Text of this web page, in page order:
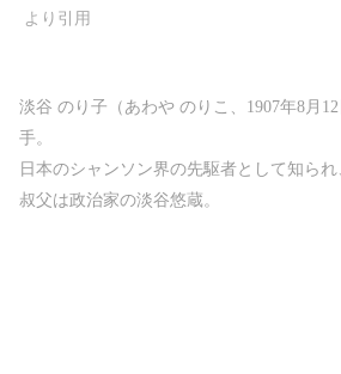
淡谷 のり子（あわや のりこ、1907年8月
手。
日本のシャンソン界の先駆者として知ら
叔父は政治家の淡谷悠蔵。